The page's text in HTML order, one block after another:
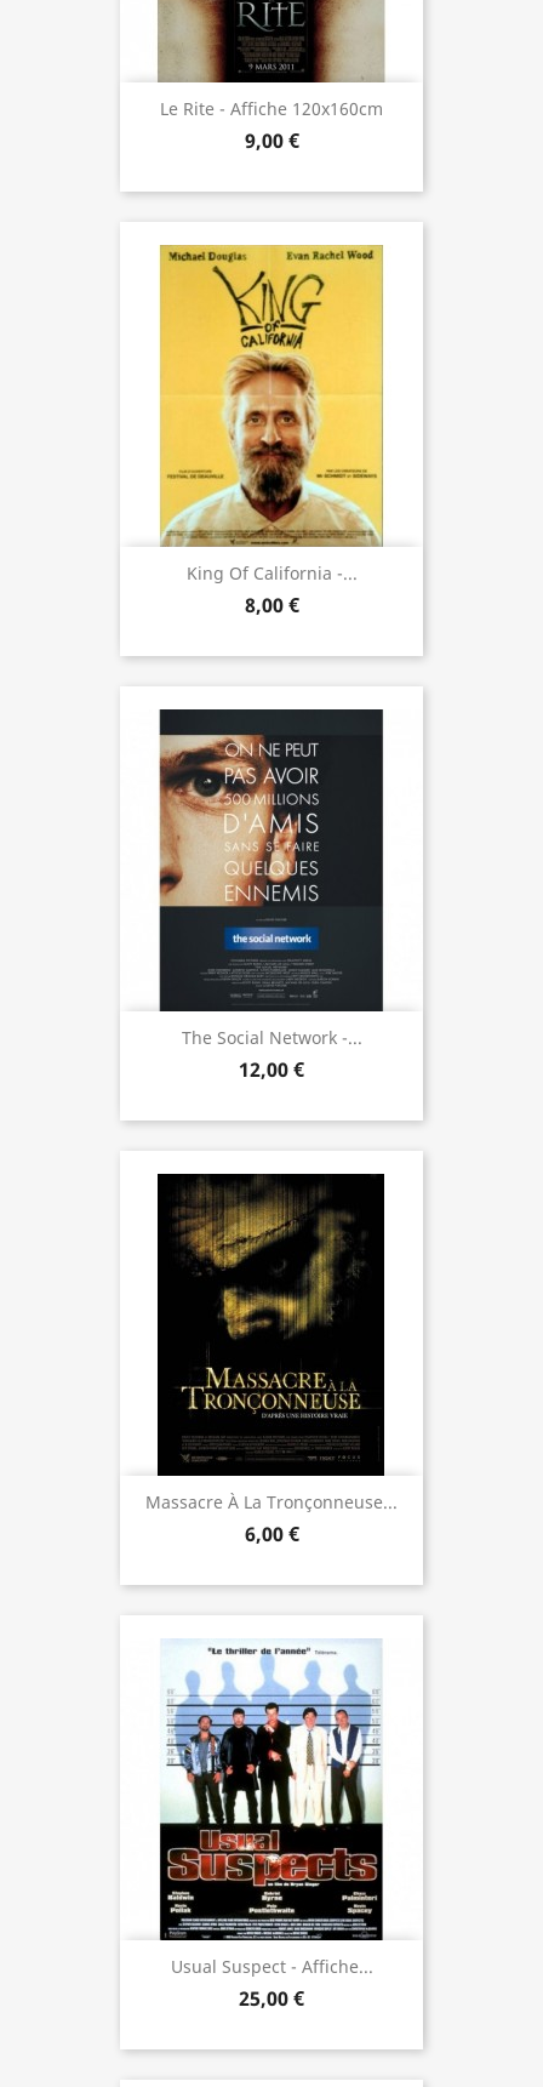
Le Rite - Affiche 120x160cm
9,00 €
King Of California -...
8,00 €
The Social Network -...
12,00 €
Massacre À La Tronçonneuse...
6,00 €
Usual Suspect - Affiche...
25,00 €